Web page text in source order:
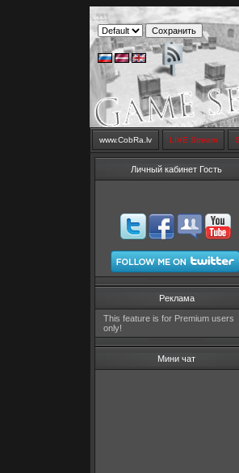
www.CobRa.lv LIVE Stream
Личный кабинет Гость
Реклама
This feature is for Premium users
only!
Мини чат